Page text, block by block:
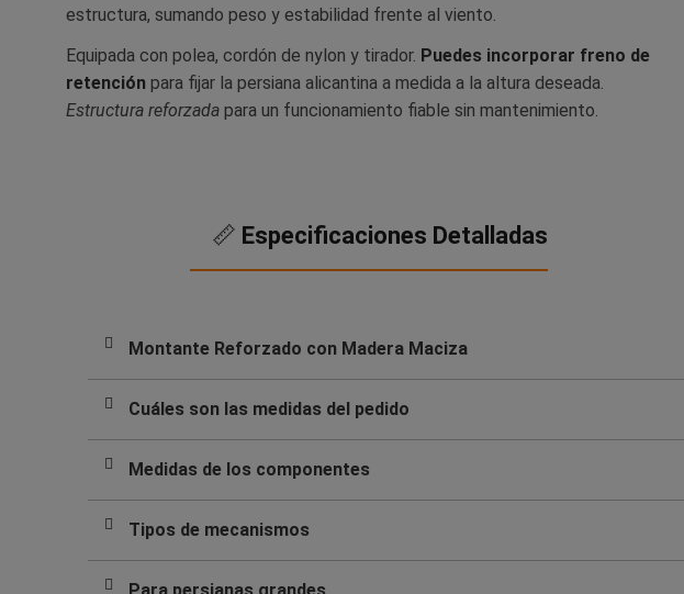
estructura, sumando peso y estabilidad frente al viento.
Equipada con polea, cordón de nylon y tirador. Puedes incorporar freno de
retención para fijar la persiana alicantina a medida a la altura deseada.
Estructura reforzada para un funcionamiento fiable sin mantenimiento.
📏 Especificaciones Detalladas
Montante Reforzado con Madera Maciza
Cuáles son las medidas del pedido
Medidas de los componentes
Tipos de mecanismos
Para persianas grandes